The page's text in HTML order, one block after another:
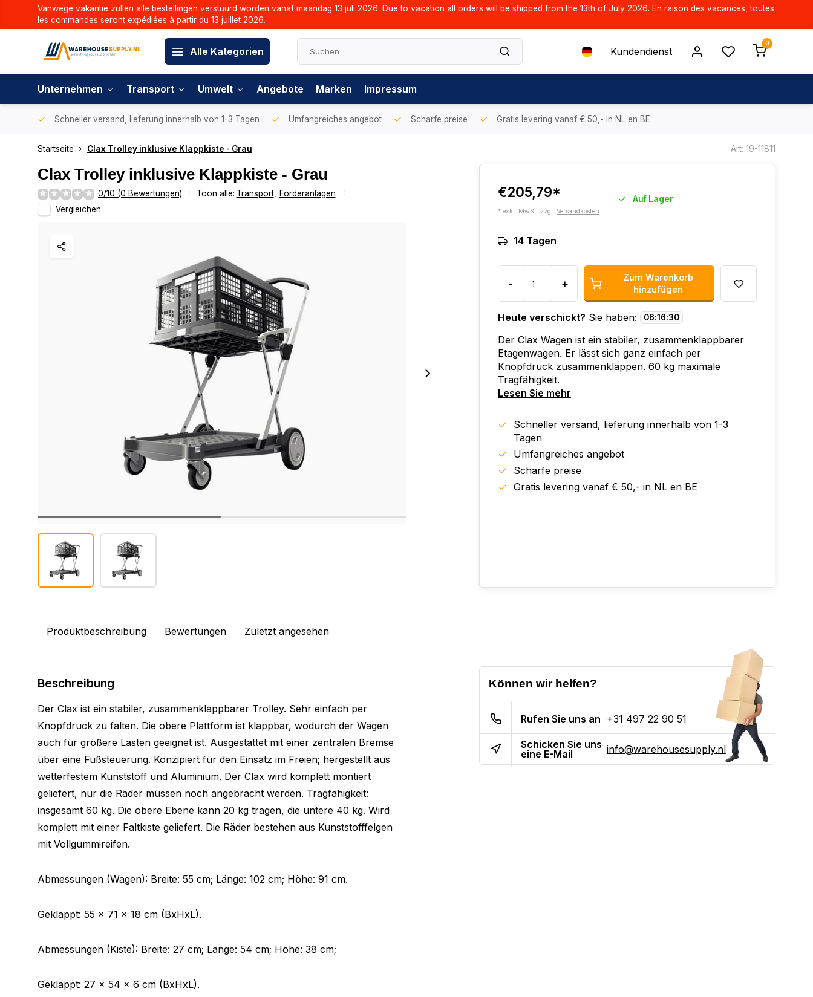
Vanwege vakantie zullen alle bestellingen verstuurd worden vanaf maandag 13 juli 2026. Due to vacation all orders will be shipped from the 13th of July 2026. En raison des vacances, toutes
les commandes seront expédiées à partir du 13 juillet 2026.
Alle Kategorien Kundendienst
0
Unternehmen Transport Umwelt Angebote Marken Impressum
Schneller versand, lieferung innerhalb von 1-3 Tagen Umfangreiches angebot Scharfe preise Gratis levering vanaf € 50,- in NL en BE
Startseite Clax Trolley inklusive Klappkiste - Grau Art: 19-11811
Clax Trolley inklusive Klappkiste - Grau
0/10 (0 Bewertungen) Toon alle: Transport,
Förderanlagen
Vergleichen
€205,79*
* exkl. MwSt. zzgl. Versandkosten
Auf Lager
14 Tagen
- +
Zum Warenkorb
hinzufügen
Heute verschickt? Sie haben: 06:16:30
Der Clax Wagen ist ein stabiler, zusammenklappbarer
Etagenwagen. Er lässt sich ganz einfach per
Knopfdruck zusammenklappen. 60 kg maximale
Tragfähigkeit.
Lesen Sie mehr
Schneller versand, lieferung innerhalb von 1-3
Tagen
Umfangreiches angebot
Scharfe preise
Gratis levering vanaf € 50,- in NL en BE
Produktbeschreibung Bewertungen Zuletzt angesehen
Beschreibung
Der Clax ist ein stabiler, zusammenklappbarer Trolley. Sehr einfach per
Knopfdruck zu falten. Die obere Plattform ist klappbar, wodurch der Wagen
auch für größere Lasten geeignet ist. Ausgestattet mit einer zentralen Bremse
über eine Fußsteuerung. Konzipiert für den Einsatz im Freien; hergestellt aus
wetterfestem Kunststoff und Aluminium. Der Clax wird komplett montiert
geliefert, nur die Räder müssen noch angebracht werden. Tragfähigkeit:
insgesamt 60 kg. Die obere Ebene kann 20 kg tragen, die untere 40 kg. Wird
komplett mit einer Faltkiste geliefert. Die Räder bestehen aus Kunststofffelgen
mit Vollgummireifen.
Abmessungen (Wagen): Breite: 55 cm; Länge: 102 cm; Höhe: 91 cm.
Geklappt: 55 x 71 x 18 cm (BxHxL).
Abmessungen (Kiste): Breite: 27 cm; Länge: 54 cm; Höhe: 38 cm;
Geklappt: 27 x 54 x 6 cm (BxHxL).
Können wir helfen?
Rufen Sie uns an +31 497 22 90 51
Schicken Sie uns
eine E-Mail
info@warehousesupply.nl